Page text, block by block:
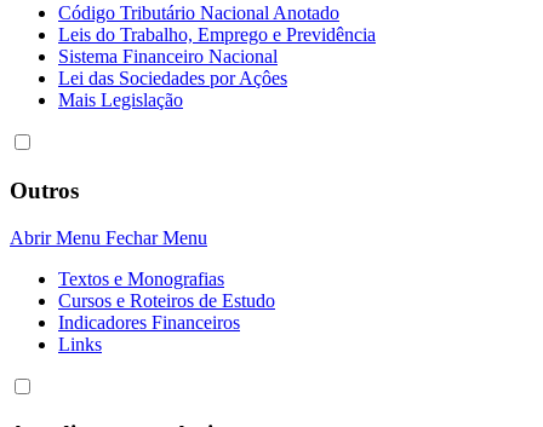
Código Tributário Nacional Anotado
Leis do Trabalho, Emprego e Previdência
Sistema Financeiro Nacional
Lei das Sociedades por Açôes
Mais Legislação
Outros
Abrir Menu Fechar Menu
Textos e Monografias
Cursos e Roteiros de Estudo
Indicadores Financeiros
Links